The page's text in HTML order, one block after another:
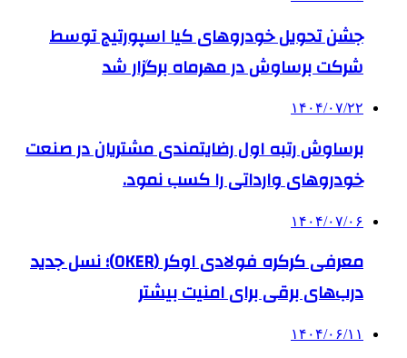
جشن تحویل خودروهای کیا اسپورتیج توسط
شرکت برساوش در مهرماه برگزار شد
۱۴۰۴/۰۷/۲۲
برساوش رتبه اول رضایتمندی مشتریان در صنعت
خودروهای وارداتی را کسب نمود.
۱۴۰۴/۰۷/۰۶
معرفی کرکره فولادی اوکر (OKER)؛ نسل جدید
درب‌های برقی برای امنیت بیشتر
۱۴۰۴/۰۶/۱۱